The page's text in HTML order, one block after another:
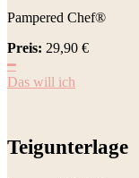
Pampered Chef®
Preis: 29,90 €
━
Das will ich
Teigunterlage